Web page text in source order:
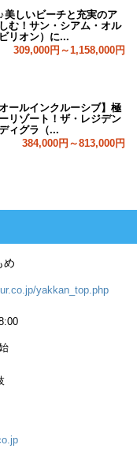
しいビーチと充実のア
む！サン・シアム・オル
リオン）に...
309,000円～1,158,000円
ールインクルーシブ】極
リゾート！ザ・レジデン
ィグラ（...
384,000円～813,000円
め
yakkan_top.php